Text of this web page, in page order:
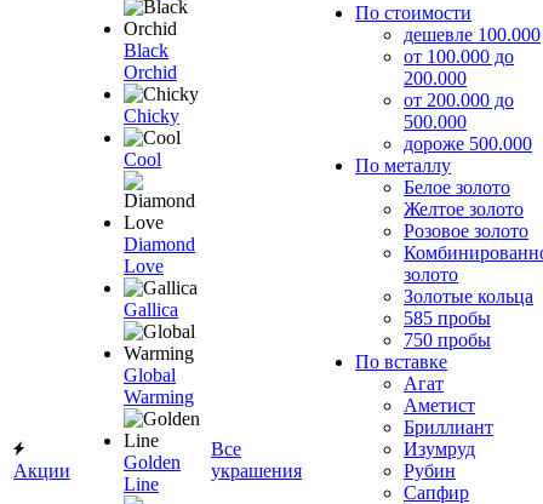
Акции
Black
Orchid
Chicky
Cool
Diamond
Love
Gallica
Global
Warming
Golden
Line
Все
украшения
По стоимости
дешевле 100.000
от 100.000 до
200.000
от 200.000 до
500.000
дороже 500.000
По металлу
Белое золото
Желтое золото
Розовое золото
золото
Золотые кольца
585 пробы
750 пробы
По вставке
Агат
Аметист
Бриллиант
Изумруд
Рубин
Сапфир